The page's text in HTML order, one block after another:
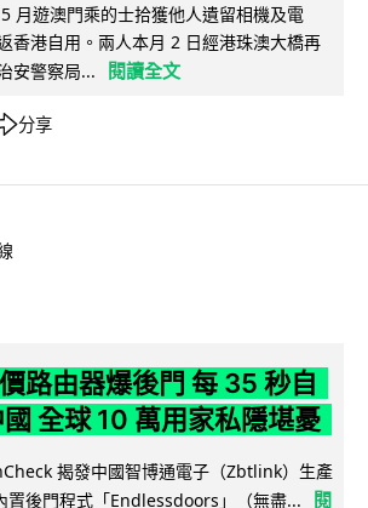
月遊澳門乘的士拾獲他人遺留相機及電
香港自用。兩人本月 2 日經港珠澳大橋再
安警察局...
閱讀全文
分享
路由器爆後門 每 35 秒自
全球 10 萬用家私隱堪憂
揭發中國智博通電子（Zbtlink）生產
置後門程式「Endlessdoors」（無盡...
閱